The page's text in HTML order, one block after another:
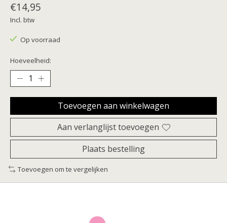
€14,95
Incl. btw
Op voorraad
Hoeveelheid:
Toevoegen aan winkelwagen
Aan verlanglijst toevoegen
Plaats bestelling
Toevoegen om te vergelijken